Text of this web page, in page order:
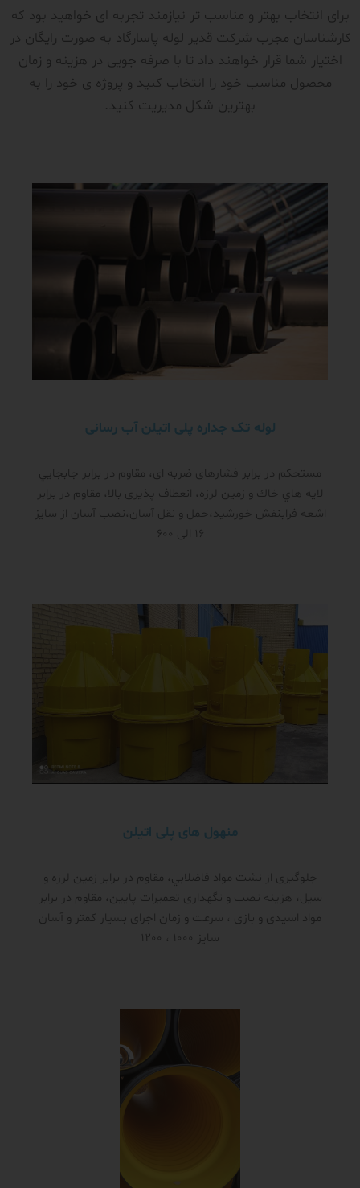
برای انتخاب بهتر و مناسب تر نیازمند تجربه ای خواهید بود که
کارشناسان مجرب شرکت قدیر لوله پاسارگاد به صورت رایگان در
اختیار شما قرار خواهند داد تا با صرفه جویی در هزینه و زمان
محصول مناسب خود را انتخاب کنید و پروژه ی خود را به
بهترین شکل مدیریت کنید.
لوله تک جداره پلی اتیلن آب رسانی
مستحکم در برابر فشار‌های ضربه ای، مقاوم در برابر جابجايي
لايه هاي خاك و زمين لرزه، انعطاف پذیری بالا، مقاوم در برابر
اشعه فرابنفش خورشید،حمل و نقل آسان،نصب آسان از سایز
16 الی 600
منهول های پلی اتیلن
جلوگیری از نشت مواد فاضلابي، مقاوم در برابر زمین لرزه و
سیل، هزینه نصب و نگهداری تعمیرات پایین، مقاوم در برابر
مواد اسیدی و بازی ، سرعت و زمان اجرای بسیار کمتر و آسان
سایز 1000 ، 1200